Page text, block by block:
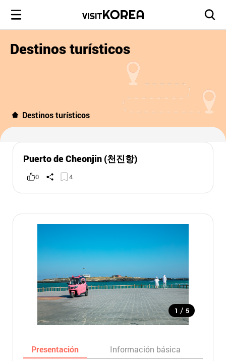
Destinos turísticos
Destinos turísticos
Puerto de Cheonjin (천진항)
0 4
1 / 5
Presentación Información básica